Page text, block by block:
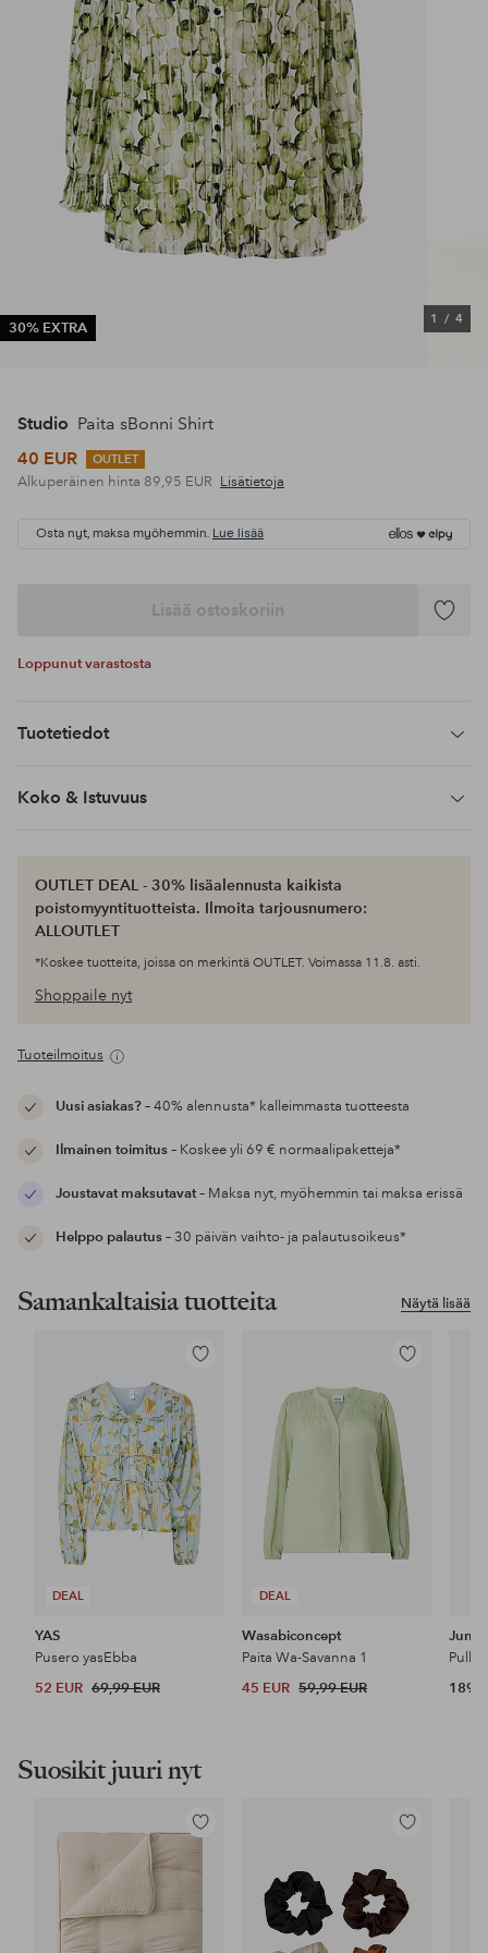
30% EXTRA
1 / 4
Studio Paita sBonni Shirt
40 EUR
OUTLET
Alkuperäinen hinta 89,95 EUR Lisätietoja
Osta nyt, maksa myöhemmin. Lue lisää
Lisää ostoskoriin
Lisää
Loppunut varastosta
Tuotetiedot
Koko & Istuvuus
OUTLET DEAL - 30% lisäalennusta kaikista
poistomyyntituotteista. Ilmoita tarjousnumero:
ALLOUTLET
*Koskee tuotteita, joissa on merkintä OUTLET. Voimassa 11.8. asti.
Shoppaile nyt
Tuoteilmoitus
Uusi asiakas?– 40% alennusta* kalleimmasta tuotteesta
Ilmainen toimitus– Koskee yli 69 € normaalipaketteja*
Joustavat maksutavat– Maksa nyt, myöhemmin tai maksa erissä
Helppo palautus– 30 päivän vaihto- ja palautusoikeus*
Näytä lisää
Samankaltaisia tuotteita
DEAL
Lisää
YAS
Pusero yasEbba
52 EUR 69,99 EUR
DEAL
Lisää
Wasabiconcept
Paita Wa-Savanna 1
45 EUR 59,99 EUR
189
Suosikit juuri nyt
Lisää
Lisää